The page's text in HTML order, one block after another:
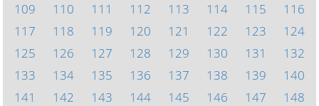
109
110 111 112 113 114 115
116
117
118 119 120 121 122 123
124
125
126 127 128 129 130 131
132
133
134 135 136 137 138 139
140
141
142 143 144 145 146 147
148